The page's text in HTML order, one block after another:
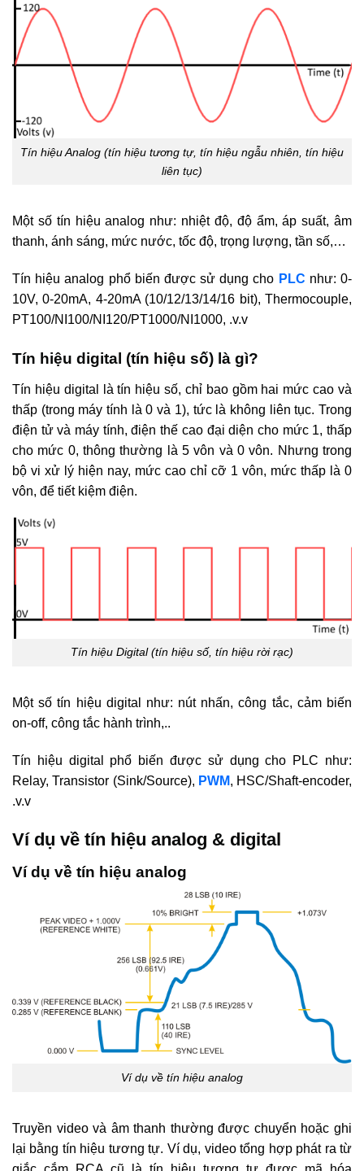
Tín hiệu Analog (tín hiệu tương tự, tín hiệu ngẫu nhiên, tín hiệu
liên tục)
Một số tín hiệu analog như: nhiệt độ, độ ẩm, áp suất, âm
thanh, ánh sáng, mức nước, tốc độ, trọng lượng, tần số,…
Tín hiệu analog phổ biến được sử dụng cho PLC như: 0-
10V, 0-20mA, 4-20mA (10/12/13/14/16 bit), Thermocouple,
PT100/NI100/NI120/PT1000/NI1000, .v.v
Tín hiệu digital (tín hiệu số) là gì?
Tín hiệu digital là tín hiệu số, chỉ bao gồm hai mức cao và
thấp (trong máy tính là 0 và 1), tức là không liên tục. Trong
điện tử và máy tính, điện thế cao đại diện cho mức 1, thấp
cho mức 0, thông thường là 5 vôn và 0 vôn. Nhưng trong
bộ vi xử lý hiện nay, mức cao chỉ cỡ 1 vôn, mức thấp là 0
vôn, để tiết kiệm điện.
Tín hiệu Digital (tín hiệu số, tín hiệu rời rạc)
Một số tín hiệu digital như: nút nhấn, công tắc, cảm biến
on-off, công tắc hành trình,..
Tín hiệu digital phổ biến được sử dụng cho PLC như:
Relay, Transistor (Sink/Source), PWM, HSC/Shaft-encoder,
.v.v
Ví dụ về tín hiệu analog & digital
Ví dụ về tín hiệu analog
Ví dụ về tín hiệu analog
Truyền video và âm thanh thường được chuyển hoặc ghi
lại bằng tín hiệu tương tự. Ví dụ, video tổng hợp phát ra từ